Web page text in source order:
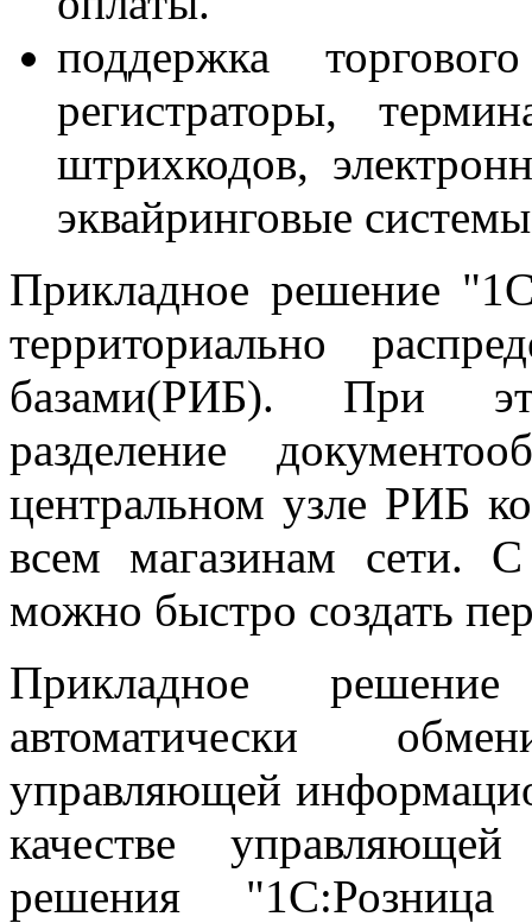
поддержка
регистраторы,
штрихкодов,
эквайринговые
Прикладное решение
территориально
базами(РИБ). При
разделение
центральном узле РИБ
всем магазинам сети.
можно быстро создать
Прикладное
автоматически
управляющей
качестве
решения